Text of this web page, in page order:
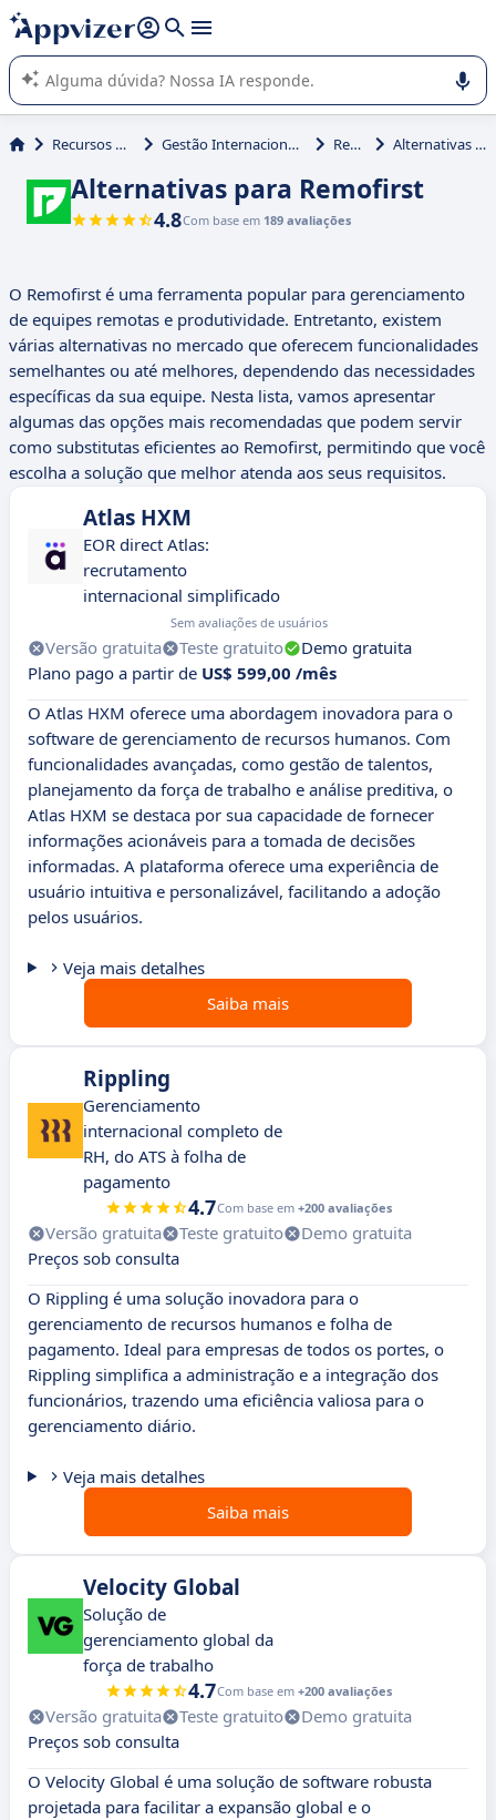
de nossa IA (várias linhas com
A IA do Appvizer o orienta no uso ou na seleção de software
SaaS para sua empresa.
Recursos Humanos (RH) Gestão Internacional de Recursos Humanos (GIRH) Remofirst Alternativas para Remofirst
Alternativas para Remofirst
4.8Com base em 189 avaliações
O Remofirst é uma ferramenta popular para gerenciamento
de equipes remotas e produtividade. Entretanto, existem
várias alternativas no mercado que oferecem funcionalidades
semelhantes ou até melhores, dependendo das necessidades
específicas da sua equipe. Nesta lista, vamos apresentar
algumas das opções mais recomendadas que podem servir
como substitutas eficientes ao Remofirst, permitindo que você
escolha a solução que melhor atenda aos seus requisitos.
Atlas HXM
EOR direct Atlas:
recrutamento
internacional simplificado
Sem avaliações de usuários
Versão gratuita Teste gratuito
Demo gratuita
Plano pago a partir de US$ 599,00 /mês
O Atlas HXM oferece uma abordagem inovadora para o
software de gerenciamento de recursos humanos. Com
funcionalidades avançadas, como gestão de talentos,
planejamento da força de trabalho e análise preditiva, o
Atlas HXM se destaca por sua capacidade de fornecer
informações acionáveis para a tomada de decisões
informadas. A plataforma oferece uma experiência de
usuário intuitiva e personalizável, facilitando a adoção
pelos usuários.
Veja mais detalhes
Saiba mais
Rippling
Gerenciamento
internacional completo de
RH, do ATS à folha de
pagamento
4.7Com base em +200 avaliações
Versão gratuita Teste gratuito
Demo gratuita
Preços sob consulta
O Rippling é uma solução inovadora para o
gerenciamento de recursos humanos e folha de
pagamento. Ideal para empresas de todos os portes, o
Rippling simplifica a administração e a integração dos
funcionários, trazendo uma eficiência valiosa para o
gerenciamento diário.
Veja mais detalhes
Saiba mais
Velocity Global
Solução de
gerenciamento global da
força de trabalho
4.7Com base em +200 avaliações
Versão gratuita Teste gratuito
Demo gratuita
Preços sob consulta
O Velocity Global é uma solução de software robusta
projetada para facilitar a expansão global e o